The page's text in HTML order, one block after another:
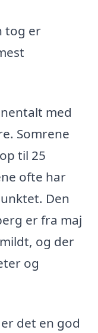
tog er
med
Somrene
til 25
ofte har
Den
er fra maj
og der
og
det en god